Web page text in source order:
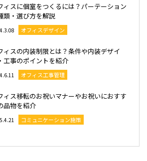
ィスに個室をつくるには？パーテーション
類・選び方を解説
オフィスデザイン
ィスの内装制限とは？条件や内装デザイ
工事のポイントを紹介
オフィス工事管理
ィス移転のお祝いマナーやお祝いにおすす
品物を紹介
コミュニケーション施策